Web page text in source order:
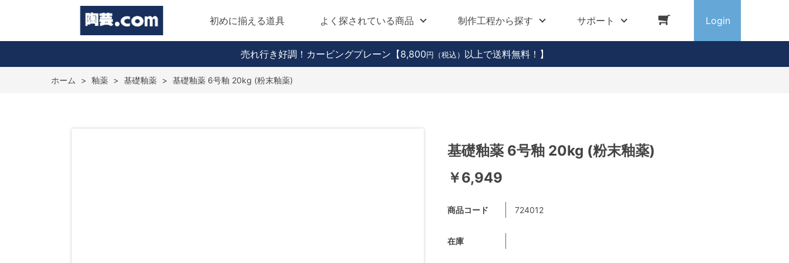
初めに揃える道具 よく探されている商品 制作工程から探す サポート Login
売れ行き好調！カービングプレーン 【8,800 円（税込） 以上で送料無料！】
ホーム > 釉薬 > 基礎釉薬 > 基礎釉薬 6号釉 20kg (粉末釉薬)
基礎釉薬 6号釉 20kg (粉末釉薬)
￥6,949
商品コード 724012
在庫